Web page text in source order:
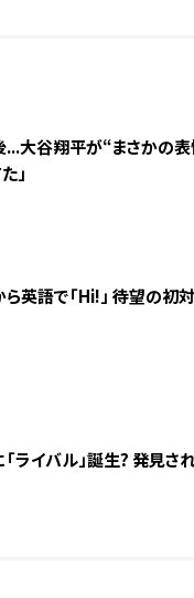
大谷翔平が“まさかの表
」
英語で「Hi!」 待望の初
ライバル」誕生? 発見さ